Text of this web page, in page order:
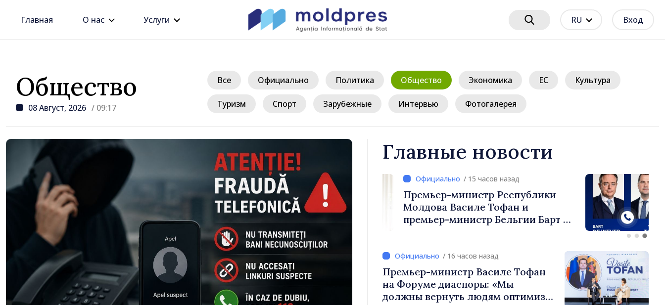
Главная О нас Услуги RU Вход
Общество
08 Август, 2026 / 09:17
Все Официально Политика Общество Экономика ЕС Культура
Туризм Спорт Зарубежные Интервью Фотогалерея
Главные новости
/ 15 часов назад
Премьер-министр Василе Тофан
провёл встречу с послом Италии
Джузеппе Мария Перриконе
/ 15 часов назад
Премьер-министр Республики
Молдова Василе Тофан и
премьер-министр Бельгии Барт де
/ 16 часов назад
Премьер-министр Василе Тофан
на Форуме диаспоры: «Мы
должны вернуть людям оптимизм